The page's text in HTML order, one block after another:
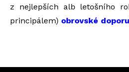
z nejlepších alb letošního
principálem) obrovské